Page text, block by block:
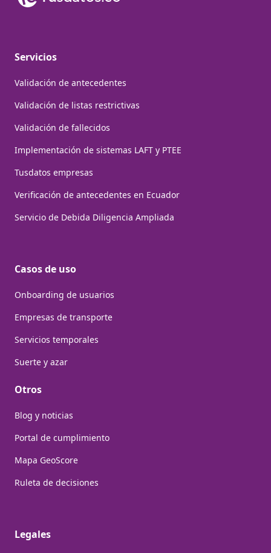
Servicios
Validación de antecedentes
Validación de listas restrictivas
Validación de fallecidos
Implementación de sistemas LAFT y PTEE
Tusdatos empresas
Verificación de antecedentes en Ecuador
Servicio de Debida Diligencia Ampliada
Casos de uso
Onboarding de usuarios
Empresas de transporte
Servicios temporales
Suerte y azar
Otros
Blog y noticias
Portal de cumplimiento
Mapa GeoScore
Ruleta de decisiones
Legales